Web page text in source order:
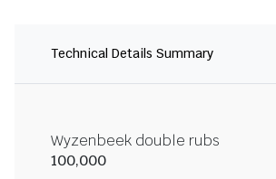
Technical Details Summary
Wyzenbeek double rubs
100,000